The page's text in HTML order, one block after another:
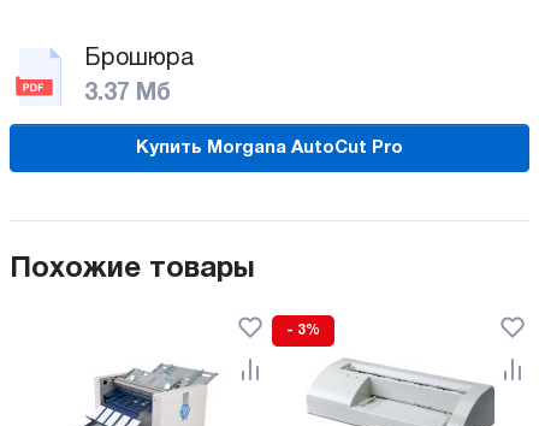
Брошюра
3.37 Мб
Купить Morgana AutoCut Pro
Похожие товары
- 3%